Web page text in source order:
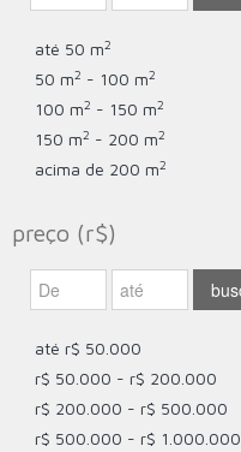
até 50 m2
50 m2 - 100 m2
100 m2 - 150 m2
150 m2 - 200 m2
acima de 200 m2
preço (r$)
até r$ 50.000
r$ 50.000 - r$ 200.000
r$ 200.000 - r$ 500.000
r$ 500.000 - r$ 1.000.000